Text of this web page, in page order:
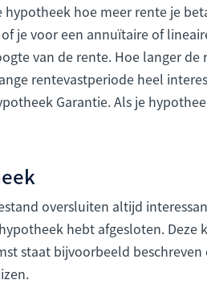
hoe meer rente je
je voor een annuïtaire of
van de rente. Hoe langer
rentevastperiode heel
Garantie. Als je
oversluiten altijd
hebt afgesloten.
staat bijvoorbeeld